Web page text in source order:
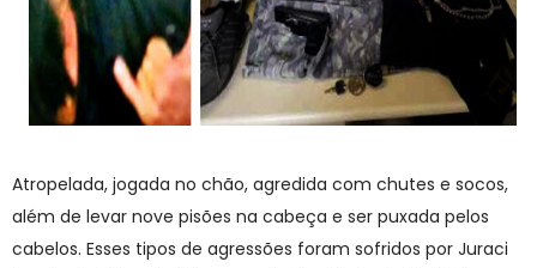
Atropelada, jogada no chão, agredida com chutes e socos,
além de levar nove pisões na cabeça e ser puxada pelos
cabelos. Esses tipos de agressões foram sofridos por Juraci